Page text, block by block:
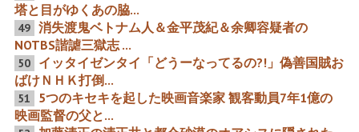
度の大役でテレビに残した
もの
実 マスコミ報道がまたやら
かした嘘
スター発掘、映画にまつわ
塔と目がゆくあの脇...
49 消失渡鬼ベトナム人＆金平茂紀＆余卿容疑者の
NOTBS諧謔三獄志 ...
50
イッタイゼンタイ「どうーなってるの?!」偽善国賊お
ばけＮＨＫ打倒...
51
5つのキセキを起した映画音楽家 観客動員7年1億の
映画監督の父と...